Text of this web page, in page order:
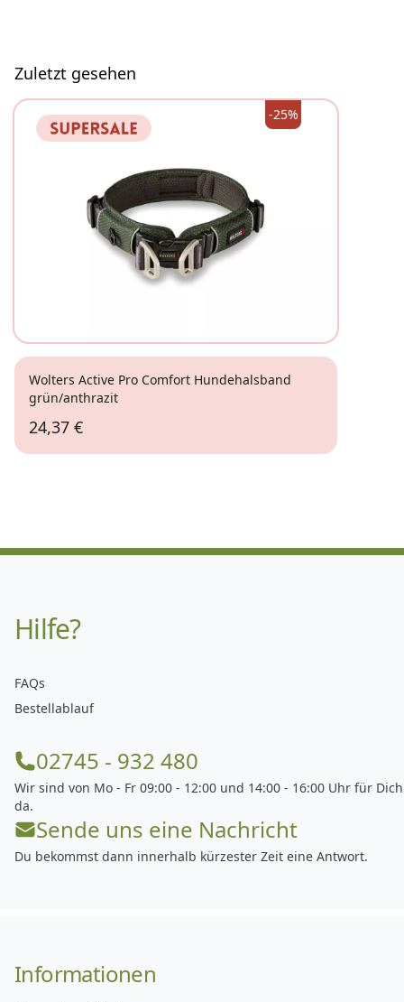
Zuletzt gesehen
-25%
Wolters Active Pro Comfort Hundehalsband
grün/anthrazit
24,37 €
Hilfe?
FAQs
Bestellablauf
02745 - 932 480
Wir sind von Mo - Fr 09:00 - 12:00 und 14:00 - 16:00 Uhr für Dich
da.
Sende uns eine Nachricht
Du bekommst dann innerhalb kürzester Zeit eine Antwort.
Informationen